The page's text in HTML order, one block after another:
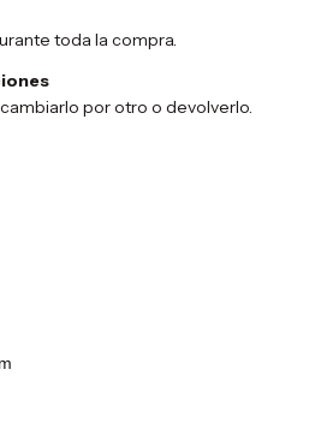
toda la compra.
por otro o devolverlo.